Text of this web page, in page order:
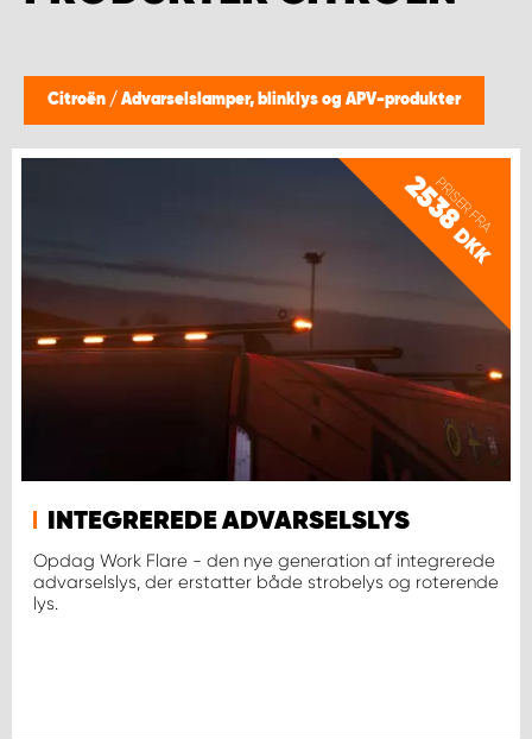
Citroën / Advarselslamper, blinklys og APV-produkter
PRISER FRA
2538
DKK
INTEGREREDE ADVARSELSLYS
Opdag Work Flare - den nye generation af integrerede
advarselslys, der erstatter både strobelys og roterende
lys.